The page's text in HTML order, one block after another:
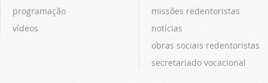
programação
vídeos
missões redentoristas
notícias
obras sociais redentoristas
secretariado vocacional